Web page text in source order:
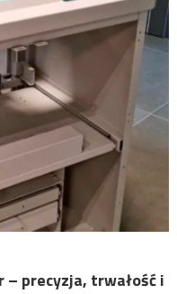
– precyzja, trwałość i